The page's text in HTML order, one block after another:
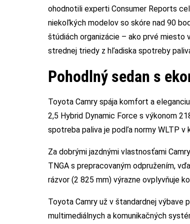
ohodnotili experti Consumer Reports
niekoľkých modelov so skóre nad 90
štúdiách organizácie – ako prvé
strednej triedy z hľadiska spotreby
Pohodlný sedan s
Toyota Camry spája komfort a
2,5 Hybrid Dynamic Force s výkonom
spotreba paliva je podľa normy WLTP v
Za dobrými jazdnými vlastnosťami
TNGA s prepracovaným odpružením,
rázvor (2 825 mm) výrazne ovplyvňuje
Toyota Camry už v štandardnej
multimediálnych a komunikačných